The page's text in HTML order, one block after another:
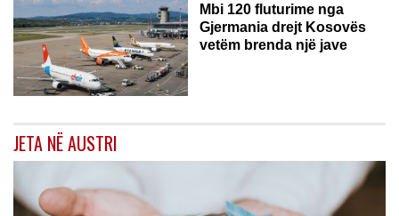
Mbi 120 fluturime nga
Gjermania drejt Kosovës
vetëm brenda një jave
JETA NË AUSTRI